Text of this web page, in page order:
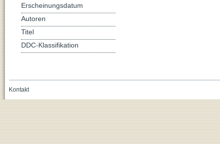
Erscheinungsdatum
Autoren
Titel
DDC-Klassifikation
Kontakt